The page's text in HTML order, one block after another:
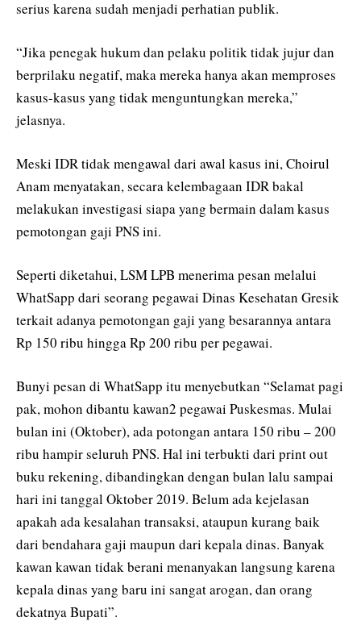
serius karena sudah menjadi perhatian publik.
“Jika penegak hukum dan pelaku politik tidak jujur dan
berprilaku negatif, maka mereka hanya akan memproses
kasus-kasus yang tidak menguntungkan mereka,”
jelasnya.
Meski IDR tidak mengawal dari awal kasus ini, Choirul
Anam menyatakan, secara kelembagaan IDR bakal
melakukan investigasi siapa yang bermain dalam kasus
pemotongan gaji PNS ini.
Seperti diketahui, LSM LPB menerima pesan melalui
WhatSapp dari seorang pegawai Dinas Kesehatan Gresik
terkait adanya pemotongan gaji yang besarannya antara
Rp 150 ribu hingga Rp 200 ribu per pegawai.
Bunyi pesan di WhatSapp itu menyebutkan “Selamat pagi
pak, mohon dibantu kawan2 pegawai Puskesmas. Mulai
bulan ini (Oktober), ada potongan antara 150 ribu – 200
ribu hampir seluruh PNS. Hal ini terbukti dari print out
buku rekening, dibandingkan dengan bulan lalu sampai
hari ini tanggal Oktober 2019. Belum ada kejelasan
apakah ada kesalahan transaksi, ataupun kurang baik
dari bendahara gaji maupun dari kepala dinas. Banyak
kawan kawan tidak berani menanyakan langsung karena
kepala dinas yang baru ini sangat arogan, dan orang
dekatnya Bupati”.